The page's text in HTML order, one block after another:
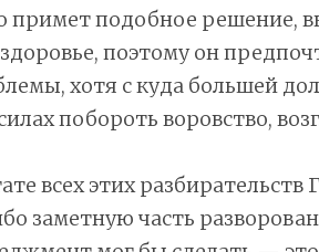
примет подобное решение,
поэтому он
хотя с куда большей
побороть воровство,
всех этих разбирательств
заметную часть